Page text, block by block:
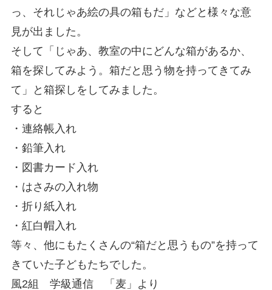
っ、それじゃあ絵の具の箱もだ」などと様々な意
見が出ました。
そして「じゃあ、教室の中にどんな箱があるか、
箱を探してみよう。箱だと思う物を持ってきてみ
て」と箱探しをしてみました。
すると
・連絡帳入れ
・鉛筆入れ
・図書カード入れ
・はさみの入れ物
・折り紙入れ
・紅白帽入れ
等々、他にもたくさんの“箱だと思うもの”を持って
きていた子どもたちでした。
風2組 学級通信 「麦」より